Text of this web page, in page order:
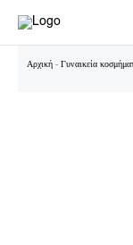
περιεχόμενο
Αρχική - Γυναικεία